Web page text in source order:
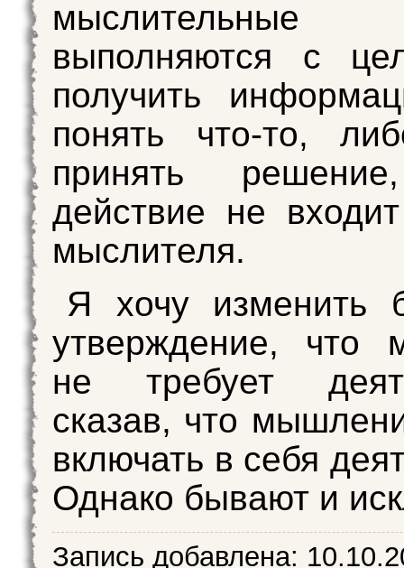
мыслительные
выполняются с
получить
понять что-то,
принять
действие не
мыслителя.
Я хочу изменить
утверждение, что
не требует
сказав, что
включать в себя
Однако бывают и
Запись добавлена: